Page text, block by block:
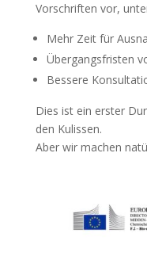
Vorschriften vor,
Mehr Zeit für
Übergangsfristen
Bessere
Dies ist ein erster
den Kulissen.
Aber wir machen